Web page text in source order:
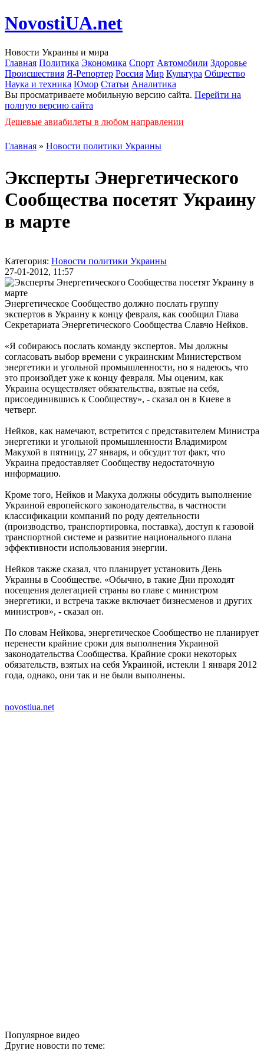
NovostiUA.net
Новости Украины и мира
Главная Политика Экономика Спорт Автомобили Здоровье
Происшествия Я-Репортер Россия Мир Культура Общество
Наука и техника Юмор Статьи Аналитика
Вы просматриваете мобильную версию сайта. Перейти на
полную версию сайта
Дешевые авиабилеты в любом направлении
Главная » Новости политики Украины
Эксперты Энергетического
Сообщества посетят Украину
в марте
Категория: Новости политики Украины
27-01-2012, 11:57
Энергетическое Сообщество должно послать группу
экспертов в Украину к концу февраля, как сообщил Глава
Секретариата Энергетического Сообщества Славчо Нейков.
«Я собираюсь послать команду экспертов. Мы должны
согласовать выбор времени с украинским Министерством
энергетики и угольной промышленности, но я надеюсь, что
это произойдет уже к концу февраля. Мы оценим, как
Украина осуществляет обязательства, взятые на себя,
присоединившись к Сообществу», - сказал он в Киеве в
четверг.
Нейков, как намечают, встретится с представителем Министра
энергетики и угольной промышленности Владимиром
Макухой в пятницу, 27 января, и обсудит тот факт, что
Украина предоставляет Сообществу недостаточную
информацию.
Кроме того, Нейков и Макуха должны обсудить выполнение
Украиной европейского законодательства, в частности
классификации компаний по роду деятельности
(производство, транспортировка, поставка), доступ к газовой
транспортной системе и развитие национального плана
эффективности использования энергии.
Нейков также сказал, что планирует установить День
Украины в Сообществе. «Обычно, в такие Дни проходят
посещения делегацией страны во главе с министром
энергетики, и встреча также включает бизнесменов и других
министров», - сказал он.
По словам Нейкова, энергетическое Сообщество не планирует
перенести крайние сроки для выполнения Украиной
законодательства Сообщества. Крайние сроки некоторых
обязательств, взятых на себя Украиной, истекли 1 января 2012
года, однако, они так и не были выполнены.
novostiua.net
Популярное видео
Другие новости по теме: